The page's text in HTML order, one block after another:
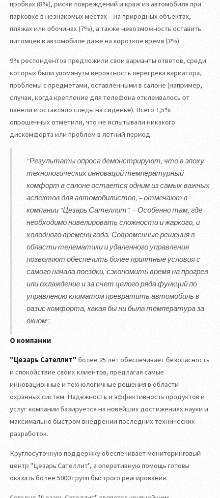
пробках (8%), риски повреждений и краж из автомобиля при
парковке в незнакомых местах – на природных объектах,
пляжах или обочинах (7%), а также невозможность оставить
питомцев в автомобиле даже на короткое время (3%).
9% респондентов предложили свои варианты ответов, среди
которых были упомянуты вероятность перегрева вариатора,
проблемы с предметами, оставленными в салоне (например,
случаи, когда крепление для телефона отклеивалось от
панели и оставляло следы на сиденье). Всего 1,5%
опрошенных отметили, что не испытывали никакого
дискомфорта или проблем в летний период.
"Результаты опроса демонстрируют, что в эпоху
технологических инноваций температурный
комфорт в салоне остается одним из самых важных
аспектов для автомобилистов, – отмечают в
компании "Цезарь Сателлит". – Особенно там, где
необходимо нивелировать сложности и жаркого, и
холодного времени года. Современные решения в
области телематики и удаленного управления
позволяют обеспечить более приятные условия с
самого начала поездки, сэкономить время на прогрев
или охлаждение и за счет целого ряда функций по
управлению климатом превратить автомобиль в
оазис комфорта, какая бы ни была температура за
окном".
О компании
"Цезарь Сателлит" более 25 лет обеспечивает безопасность
и спокойствие своих клиентов, предлагая самые
инновационные и технологичные решения в области
охранных систем. Надежность и эффективность продуктов и
услуг компании базируется на новейших достижениях науки и
максимально быстром внедрении последних технических
разработок.
Круглосуточную поддержку обеспечивает мониторинговый
центр "Цезарь Сателлит", а оперативную помощь готовы
оказать более 5000 групп быстрого реагирования.